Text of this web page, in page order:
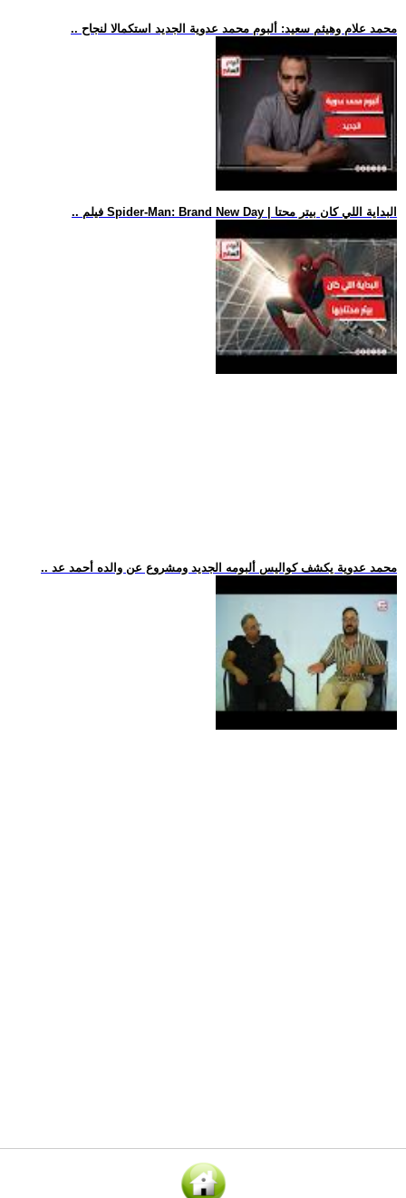
.. محمد علام وهيثم سعيد: ألبوم محمد عدوية الجديد استكمالا لنجاح
.. فيلم Spider-Man: Brand New Day | البداية اللي كان بيتر محتا
.. محمد عدوية يكشف كواليس ألبومه الجديد ومشروع عن والده أحمد عد